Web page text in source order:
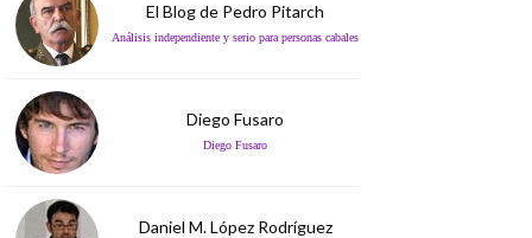
El Blog de Pedro Pitarch
Análisis independiente y serio para personas cabales
Diego Fusaro
Diego Fusaro
Daniel M. López Rodríguez